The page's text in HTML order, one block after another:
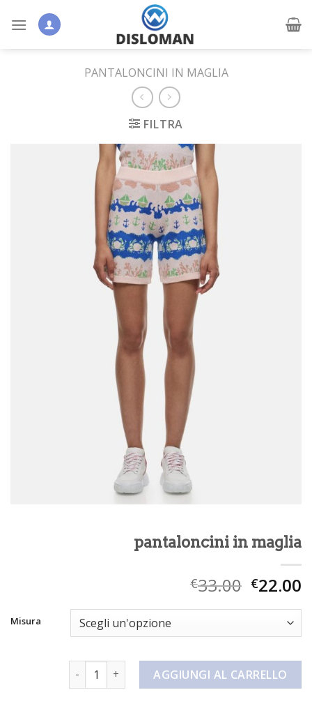
PANTALONCINI IN MAGLIA
FILTRA
pantaloncini in maglia
€33.00 €22.00
Misura
pantaloncini in maglia quantità
AGGIUNGI AL CARRELLO